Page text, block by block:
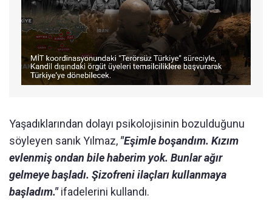
Yaşadıklarından dolayı psikolojisinin bozulduğunu
söyleyen sanık Yılmaz, "Eşimle boşandım. Kızım
evlenmiş ondan bile haberim yok. Bunlar ağır
gelmeye başladı. Şizofreni ilaçları kullanmaya
başladım."ifadelerini kullandı.